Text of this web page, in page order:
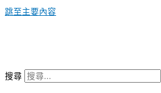
跳至主要內容
搜尋